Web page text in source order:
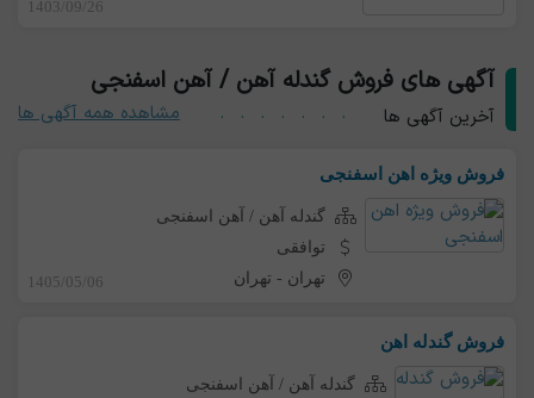
1403/09/26
آگهی های فروش گندله آهن / آهن اسفنجی
آخرین آگهی ها مشاهده همه آگهی ها
فروش ویژه اهن اسفنجی
گندله آهن / آهن اسفنجی
توافقی
تهران -تهران 1405/05/06
فروش گندله اهن
گندله آهن / آهن اسفنجی